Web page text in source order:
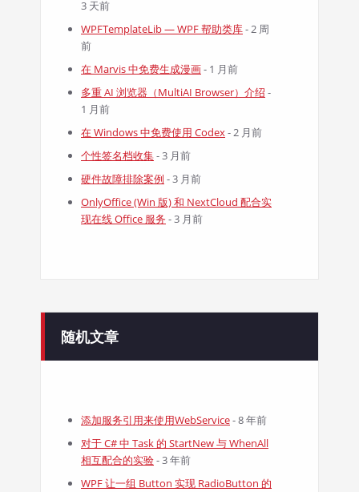
3 天前
WPFTemplateLib — WPF 帮助类库- 2 周
前
在 Marvis 中免费生成漫画- 1 月前
多重 AI 浏览器（MultiAI Browser）介绍 -
1 月前
在 Windows 中免费使用 Codex- 2 月前
个性签名档收集- 3 月前
硬件故障排除案例 - 3 月前
OnlyOffice (Win 版) 和 NextCloud 配合实
现在线 Office 服务 - 3 月前
随机文章
添加服务引用来使用WebService- 8 年前
对于 C# 中 Task 的 StartNew 与 WhenAll
相互配合的实验- 3 年前
WPF 让一组 Button 实现 RadioButton 的